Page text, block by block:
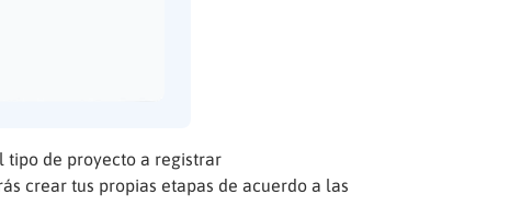
de proyecto a registrar
crear tus propias etapas de acuerdo a las